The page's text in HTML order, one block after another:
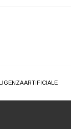
ARTIFICIALE